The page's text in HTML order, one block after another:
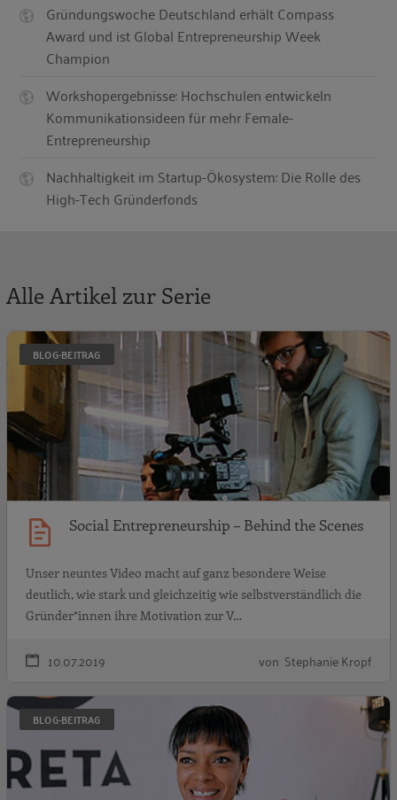
Gründungswoche Deutschland erhält Compass
Award und ist Global Entrepreneurship Week
Champion
Workshopergebnisse: Hochschulen entwickeln
Kommunikationsideen für mehr Female-
Entrepreneurship
Nachhaltigkeit im Startup-Ökosystem: Die Rolle des
High-Tech Gründerfonds
Alle Artikel zur Serie
BLOG-BEITRAG
Social Entrepreneurship – Behind the Scenes
Unser neuntes Video macht auf ganz besondere Weise
deutlich, wie stark und gleichzeitig wie selbstverständlich die
Gründer*innen ihre Motivation zur V…
10.07.2019 von Stephanie Kropf
BLOG-BEITRAG